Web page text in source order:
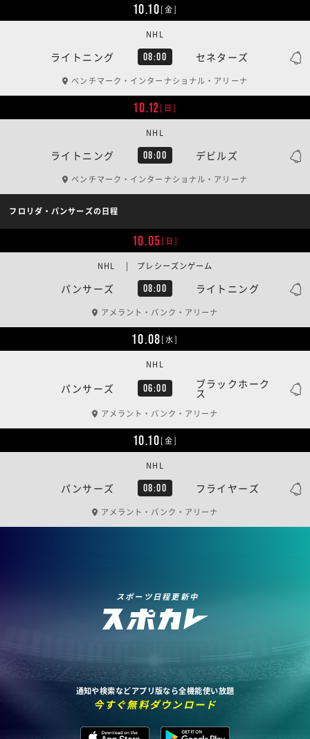
10.10[金]
ライトニング 08:00 セネターズ
NHL
ベンチマーク・インターナショナル・アリーナ
10.12[日]
ライトニング 08:00 デビルズ
NHL
ベンチマーク・インターナショナル・アリーナ
フロリダ・パンサーズの日程
10.05[日]
パンサーズ 08:00 ライトニング
NHL | プレシーズンゲーム
アメラント・バンク・アリーナ
10.08[水]
パンサーズ 06:00 ブラックホーク
ス
NHL
アメラント・バンク・アリーナ
10.10[金]
パンサーズ 08:00 フライヤーズ
NHL
アメラント・バンク・アリーナ
スポーツ日程更新中
通知や検索などアプリ版なら全機能使い放題
今すぐ無料ダウンロード